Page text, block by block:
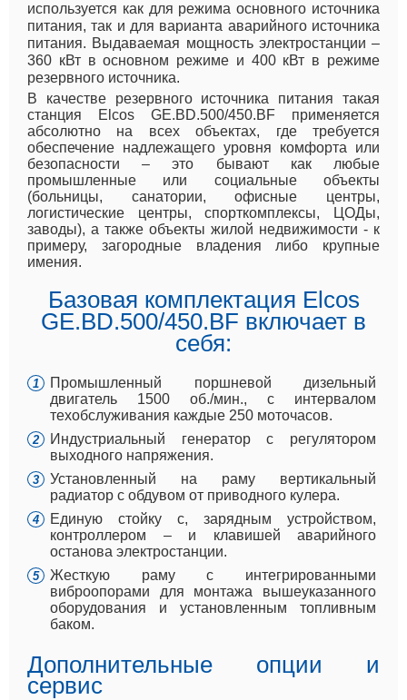
используется как для режима основного источника
питания, так и для варианта аварийного источника
питания. Выдаваемая мощность электростанции –
360 кВт в основном режиме и 400 кВт в режиме
резервного источника.
В качестве резервного источника питания такая
станция Elcos GE.BD.500/450.BF применяется
абсолютно на всех объектах, где требуется
обеспечение надлежащего уровня комфорта или
безопасности – это бывают как любые
промышленные или социальные объекты
(больницы, санатории, офисные центры,
логистические центры, спорткомплексы, ЦОДы,
заводы), а также объекты жилой недвижимости - к
примеру, загородные владения либо крупные
имения.
Базовая комплектация Elcos
GE.BD.500/450.BF включает в
себя:
Промышленный поршневой дизельный
двигатель 1500 об./мин., с интервалом
техобслуживания каждые 250 моточасов.
Индустриальный генератор с регулятором
выходного напряжения.
Установленный на раму вертикальный
радиатор с обдувом от приводного кулера.
Единую стойку с, зарядным устройством,
контроллером – и клавишей аварийного
останова электростанции.
Жесткую раму с интегрированными
виброопорами для монтажа вышеуказанного
оборудования и установленным топливным
баком.
Дополнительные опции и
сервис